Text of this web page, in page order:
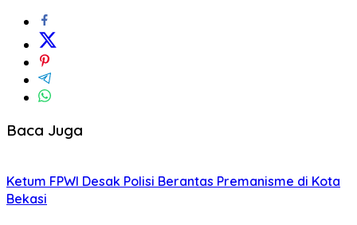
Baca Juga
Ketum FPWI Desak Polisi Berantas Premanisme di Kota
Bekasi